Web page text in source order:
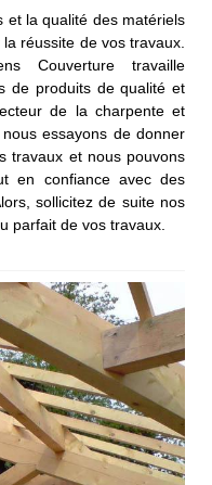
et la qualité des matériels
réussite de vos travaux.
Couverture travaille
de produits de qualité et
de la charpente et
essayons de donner
travaux et nous pouvons
en confiance avec des
sollicitez de suite nos
parfait de vos travaux.